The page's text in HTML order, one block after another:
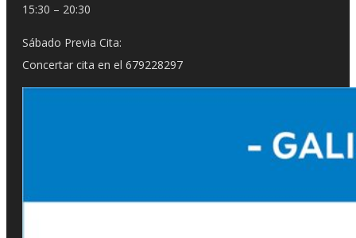
15:30 – 20:30
Sábado Previa Cita:
Concertar cita en el 679228297